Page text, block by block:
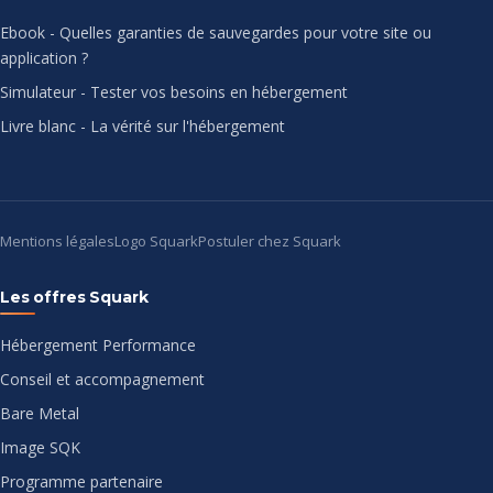
Ebook - Quelles garanties de sauvegardes pour votre site ou
application ?
Simulateur - Tester vos besoins en hébergement
Livre blanc - La vérité sur l'hébergement
Mentions légalesLogo SquarkPostuler chez Squark
Les offres Squark
Hébergement Performance
Conseil et accompagnement
Bare Metal
Image SQK
Programme partenaire